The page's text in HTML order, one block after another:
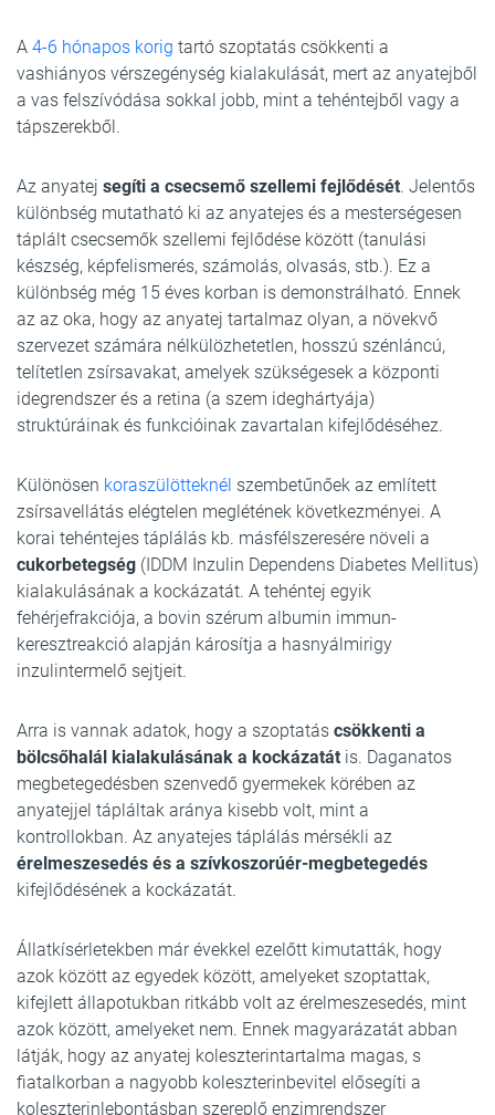
A 4-6 hónapos korig tartó szoptatás csökkenti a
vashiányos vérszegénység kialakulását, mert az anyatejből
a vas felszívódása sokkal jobb, mint a tehéntejből vagy a
tápszerekből.
Az anyatej segíti a csecsemő szellemi fejlődését. Jelentős
különbség mutatható ki az anyatejes és a mesterségesen
táplált csecsemők szellemi fejlődése között (tanulási
készség, képfelismerés, számolás, olvasás, stb.). Ez a
különbség még 15 éves korban is demonstrálható. Ennek
az az oka, hogy az anyatej tartalmaz olyan, a növekvő
szervezet számára nélkülözhetetlen, hosszú szénláncú,
telítetlen zsírsavakat, amelyek szükségesek a központi
idegrendszer és a retina (a szem ideghártyája)
struktúráinak és funkcióinak zavartalan kifejlődéséhez.
Különösen koraszülötteknél szembetűnőek az említett
zsírsavellátás elégtelen meglétének következményei. A
korai tehéntejes táplálás kb. másfélszeresére növeli a
cukorbetegség (IDDM Inzulin Dependens Diabetes Mellitus)
kialakulásának a kockázatát. A tehéntej egyik
fehérjefrakciója, a bovin szérum albumin immun-
keresztreakció alapján károsítja a hasnyálmirigy
inzulintermelő sejtjeit.
Arra is vannak adatok, hogy a szoptatás csökkenti a
bölcsőhalál kialakulásának a kockázatát is. Daganatos
megbetegedésben szenvedő gyermekek körében az
anyatejjel tápláltak aránya kisebb volt, mint a
kontrollokban. Az anyatejes táplálás mérsékli az
érelmeszesedés és a szívkoszorúér-megbetegedés
kifejlődésének a kockázatát.
Állatkísérletekben már évekkel ezelőtt kimutatták, hogy
azok között az egyedek között, amelyeket szoptattak,
kifejlett állapotukban ritkább volt az érelmeszesedés, mint
azok között, amelyeket nem. Ennek magyarázatát abban
látják, hogy az anyatej koleszterintartalma magas, s
fiatalkorban a nagyobb koleszterinbevitel elősegíti a
koleszterinlebontásban szereplő enzimrendszer